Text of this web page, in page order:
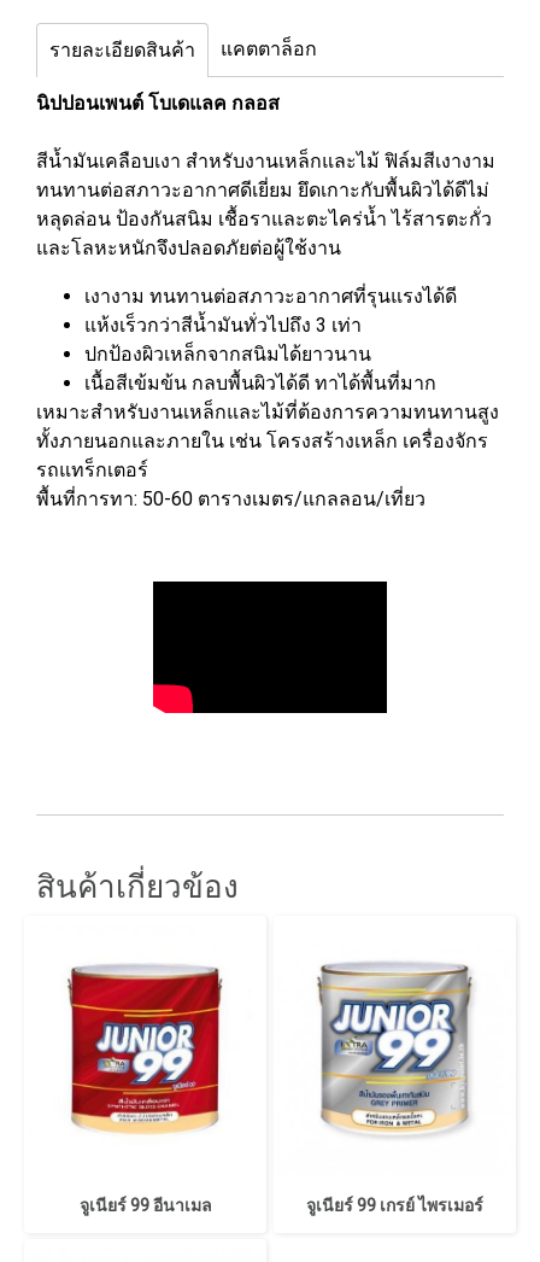
รายละเอียดสินค้า แคตตาล็อก
นิปปอนเพนต์ โบเดแลค กลอส
สีน้ำมันเคลือบเงา สำหรับงานเหล็กและไม้ ฟิล์มสีเงางาม
ทนทานต่อสภาวะอากาศดีเยี่ยม ยึดเกาะกับพื้นผิวได้ดีไม่
หลุดล่อน ป้องกันสนิม เชื้อราและตะไคร่น้ำ ไร้สารตะกั่ว
และโลหะหนักจึงปลอดภัยต่อผู้ใช้งาน
เงางาม ทนทานต่อสภาวะอากาศที่รุนแรงได้ดี
แห้งเร็วกว่าสีน้ำมันทั่วไปถึง 3 เท่า
ปกป้องผิวเหล็กจากสนิมได้ยาวนาน
เนื้อสีเข้มข้น กลบพื้นผิวได้ดี ทาได้พื้นที่มาก
เหมาะสำหรับงานเหล็กและไม้ที่ต้องการความทนทานสูง
ทั้งภายนอกและภายใน เช่น โครงสร้างเหล็ก เครื่องจักร
รถแทร็กเตอร์
พื้นที่การทา: 50-60 ตารางเมตร/แกลลอน/เที่ยว
สินค้าเกี่ยวข้อง
จูเนียร์ 99 อีนาเมล จูเนียร์ 99 เกรย์ ไพรเมอร์